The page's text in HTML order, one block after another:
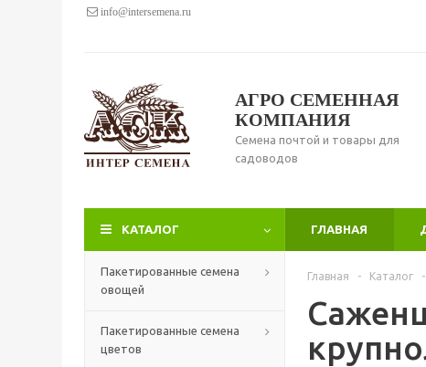
info@intersemena.ru
АГРО СЕМЕННАЯ
КОМПАНИЯ
Семена почтой и товары для
садоводов
КАТАЛОГ ГЛАВНАЯ
Пакетированные семена
овощей
Пакетированные семена
цветов
Главная - Каталог -